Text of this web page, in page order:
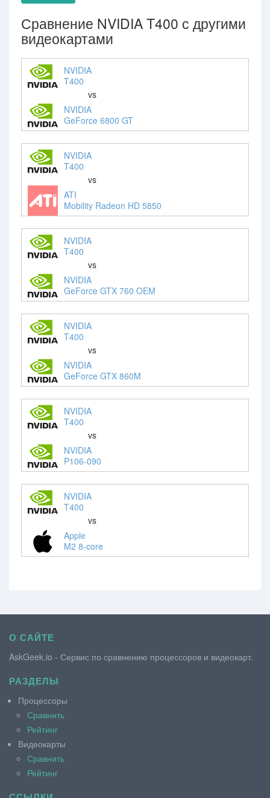
Сравнение NVIDIA T400 с другими
видеокартами
NVIDIA
T400
vs
NVIDIA
GeForce 6800 GT
NVIDIA
T400
vs
ATI
Mobility Radeon HD 5850
NVIDIA
T400
vs
NVIDIA
GeForce GTX 760 OEM
NVIDIA
T400
vs
NVIDIA
GeForce GTX 860M
NVIDIA
T400
vs
NVIDIA
P106-090
NVIDIA
T400
vs
Apple
M2 8-core
О САЙТЕ
AskGeek.io - Сервис по сравнению процессоров и видеокарт.
РАЗДЕЛЫ
Процессоры
Сравнить
Рейтинг
Видеокарты
Сравнить
Рейтинг